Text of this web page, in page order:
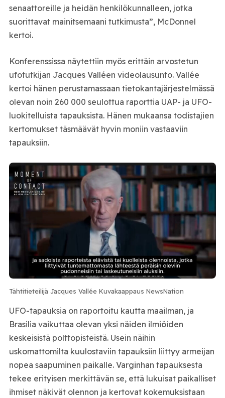
senaattoreille ja heidän henkilökunnalleen, jotka
suorittavat mainitsemaani tutkimusta”, McDonnel
kertoi.
Konferenssissa näytettiin myös erittäin arvostetun
ufotutkijan Jacques Valléen videolausunto. Vallée
kertoi hänen perustamassaan tietokantajärjestelmässä
olevan noin 260 000 seulottua raporttia UAP- ja UFO-
luokitelluista tapauksista. Hänen mukaansa todistajien
kertomukset täsmäävät hyvin moniin vastaaviin
tapauksiin.
Tähtitieteilijä Jacques Vallée Kuvakaappaus NewsNation
UFO-tapauksia on raportoitu kautta maailman, ja
Brasilia vaikuttaa olevan yksi näiden ilmiöiden
keskeisistä polttopisteistä. Usein näihin
uskomattomilta kuulostaviin tapauksiin liittyy armeijan
nopea saapuminen paikalle. Varginhan tapauksesta
tekee erityisen merkittävän se, että lukuisat paikalliset
ihmiset näkivät olennon ja kertovat kokemuksistaan